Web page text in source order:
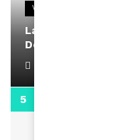
VIDEOS
La rubrique santé
Docteur Makanda